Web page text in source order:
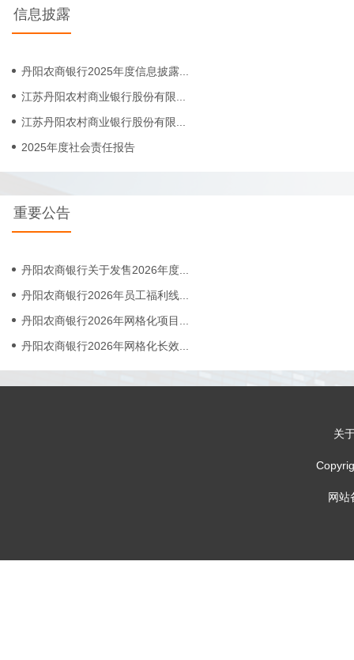
信息披露
丹阳农商银行2025年度信息披露...
江苏丹阳农村商业银行股份有限...
江苏丹阳农村商业银行股份有限...
2025年度社会责任报告
重要公告
丹阳农商银行关于发售2026年度...
丹阳农商银行2026年员工福利线...
丹阳农商银行2026年网格化项目...
丹阳农商银行2026年网格化长效...
关
网站